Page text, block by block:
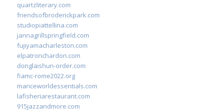
quartzliterary.com
friendsofbroderickpark.com
studiopiattellina.com
jannagrillspringfield.com
fujiyamacharleston.com
elpatronchardon.com
donglaishun-order.com
fiamc-rome2022.org
mariceworldessentials.com
lafisheriarestaurant.com
915jazzandmore.com